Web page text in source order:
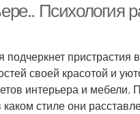
Психология
пристрастия
своей красотой и
интерьера и мебели.
стиле они